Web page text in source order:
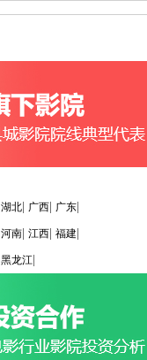
湖北 广西 广东
河南 江西 福建
黑龙江